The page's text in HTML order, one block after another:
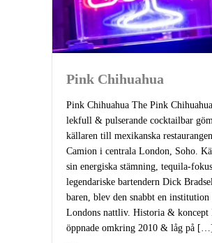
Pink Chihuahua
Pink Chihuahua The Pink
lekfull & pulserande cocktailbar
källaren till mexikanska
Camion i centrala London, Soho.
sin energiska stämning, tequila-
legendariske bartendern Dick
baren, blev den snabbt en institution
Londons nattliv. Historia & koncept
öppnade omkring 2010 & låg på […]